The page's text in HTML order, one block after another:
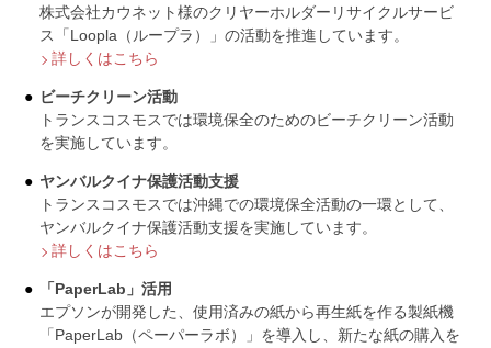
株式会社カウネット様のクリヤーホルダーリサイクルサービ
ス「Loopla（ループラ）」の活動を推進しています。
詳しくはこちら
ビーチクリーン活動
トランスコスモスでは環境保全のためのビーチクリーン活動
を実施しています。
ヤンバルクイナ保護活動支援
トランスコスモスでは沖縄での環境保全活動の一環として、
ヤンバルクイナ保護活動支援を実施しています。
詳しくはこちら
「PaperLab」活用
エプソンが開発した、使用済みの紙から再生紙を作る製紙機
「PaperLab（ペーパーラボ）」を導入し、新たな紙の購入を